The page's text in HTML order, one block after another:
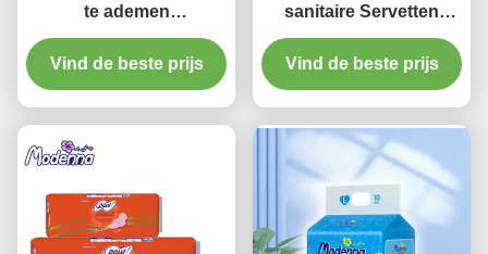
te ademen
Maandverbanden Daisy
Perfume For Day Use
Vind de beste prijs
sanitaire Servetten
Beschikbare Natuurlijke
Katoenen Stootkussens
voor Periodes
Vind de beste prijs